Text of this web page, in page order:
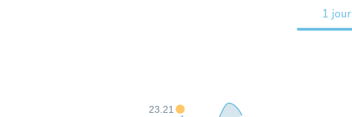
1 jour
23.21